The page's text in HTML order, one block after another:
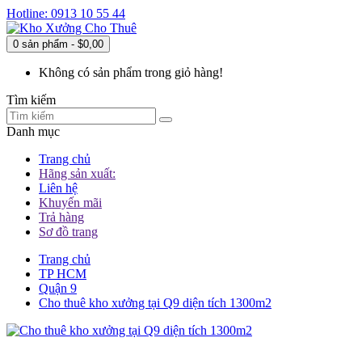
Hotline: 0913 10 55 44
0 sản phẩm - $0,00
Không có sản phẩm trong giỏ hàng!
Tìm kiếm
Danh mục
Trang chủ
Hãng sản xuất:
Liên hệ
Khuyến mãi
Trả hàng
Sơ đồ trang
Trang chủ
TP HCM
Quận 9
Cho thuê kho xưởng tại Q9 diện tích 1300m2